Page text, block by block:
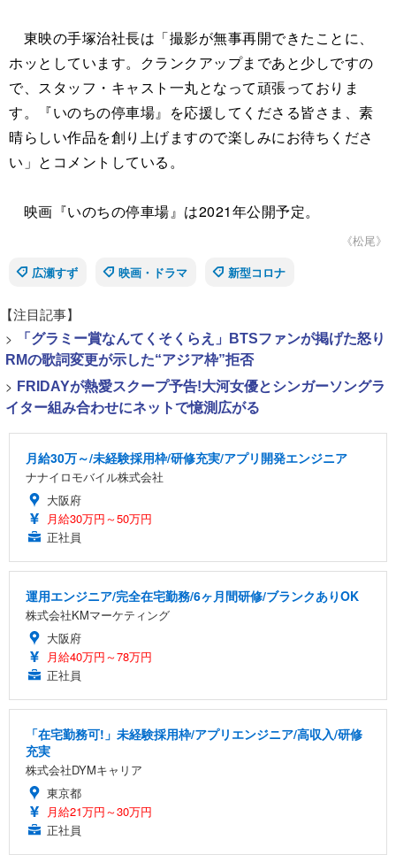
東映の手塚治社長は「撮影が無事再開できたことに、
ホッとしています。クランクアップまであと少しですの
で、スタッフ・キャスト一丸となって頑張っておりま
す。『いのちの停車場』を応援してくださる皆さま、素
晴らしい作品を創り上げますので楽しみにお待ちくださ
い」とコメントしている。
映画『いのちの停車場』は2021年公開予定。
《松尾》
広瀬すず
映画・ドラマ 新型コロナ
【注目記事】
>
「グラミー賞なんてくそくらえ」BTSファンが掲げた怒り
RMの歌詞変更が示した“アジア枠”拒否
> FRIDAYが熱愛スクープ予告!大河女優とシンガーソングラ
イター組み合わせにネットで憶測広がる
月給30万～/未経験採用枠/研修充実/アプリ開発エンジニア
ナナイロモバイル株式会社
大阪府
月給30万円～50万円
正社員
運用エンジニア/完全在宅勤務/6ヶ月間研修/ブランクありOK
株式会社KMマーケティング
大阪府
月給40万円～78万円
正社員
「在宅勤務可!」未経験採用枠/アプリエンジニア/高収入/研修
充実
株式会社DYMキャリア
東京都
月給21万円～30万円
正社員